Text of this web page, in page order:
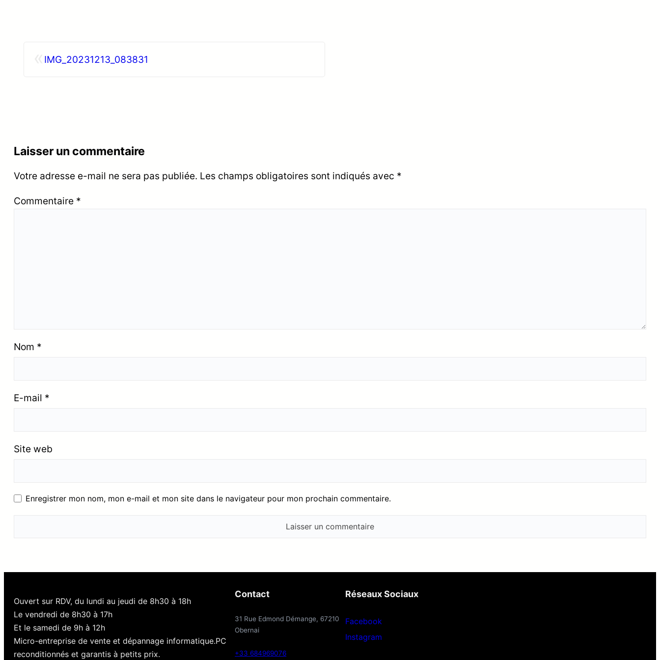
IMG_20231213_083831
Laisser un commentaire
Votre adresse e-mail ne sera pas publiée. Les champs obligatoires sont indiqués avec *
Commentaire *
Nom *
E-mail *
Site web
Enregistrer mon nom, mon e-mail et mon site dans le navigateur pour mon prochain commentaire.
Ouvert sur RDV, du lundi au jeudi de 8h30 à 18h
Le vendredi de 8h30 à 17h
Et le samedi de 9h à 12h
Micro-entreprise de vente et dépannage informatique.PC
reconditionnés et garantis à petits prix.
Contact
31 Rue Edmond Démange, 67210
Obernai
+33 684969076
Réseaux Sociaux
Facebook
Instagram